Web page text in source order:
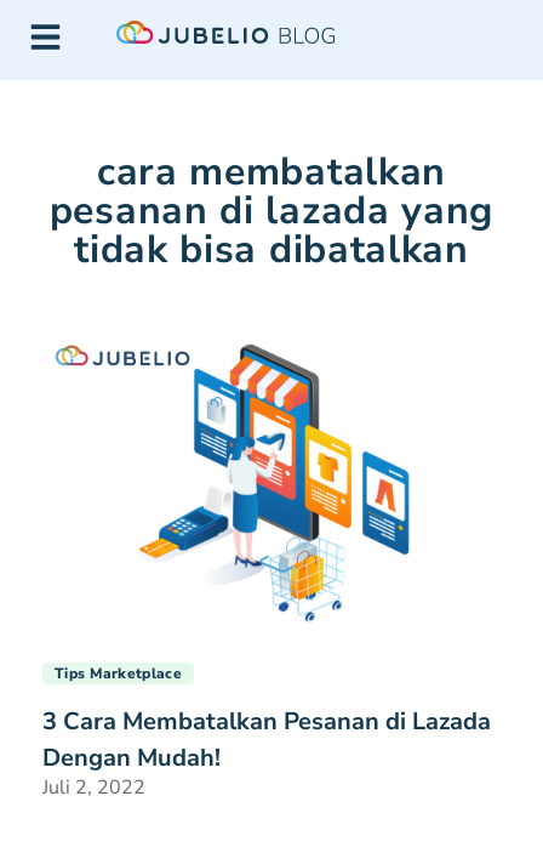
cara membatalkan
pesanan di lazada yang
tidak bisa dibatalkan
Tips Marketplace
3 Cara Membatalkan Pesanan di Lazada
Dengan Mudah!
Juli 2, 2022